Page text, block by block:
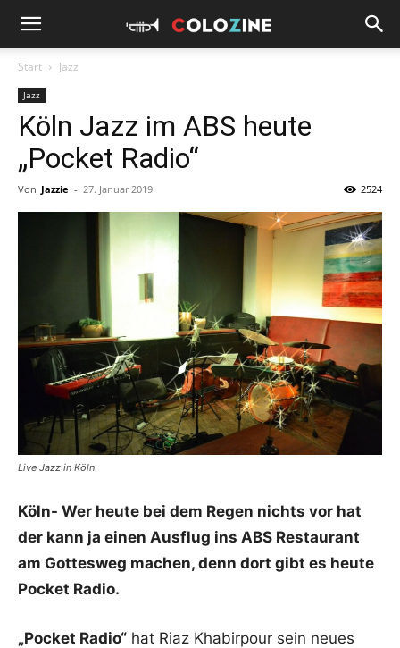
Start Jazz
Jazz
Köln Jazz im ABS heute
„Pocket Radio“
Von Jazzie - 27. Januar 2019 2524
Live Jazz in Köln
Köln- Wer heute bei dem Regen nichts vor hat
der kann ja einen Ausflug ins ABS Restaurant
am Gottesweg machen, denn dort gibt es heute
Pocket Radio.
„Pocket Radio“ hat Riaz Khabirpour sein neues